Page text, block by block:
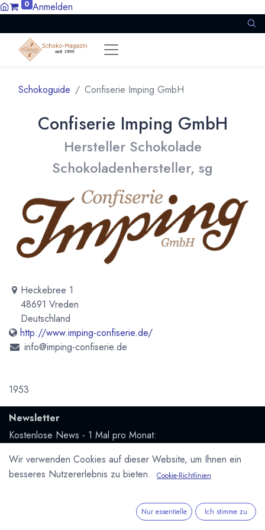
0 Anmelden
Schokoguide Confiserie Imping GmbH
Confiserie Imping GmbH
Hersteller Schokolade
Schokoladenhersteller, sg
Heckebree 1
48691 Vreden
Deutschland
http://www.imping-confiserie.de/
info@imping-confiserie.de
1953
Newsletter
Kostenlose News - 1 Mal pro Monat:
Abonnieren
Datenschutzerklärung&
Wir verwenden Cookies auf dieser Website, um Ihnen ein
besseres Nutzererlebnis zu bieten.
Cookie-Richtlinien
Nur essentielle Ich stimme zu